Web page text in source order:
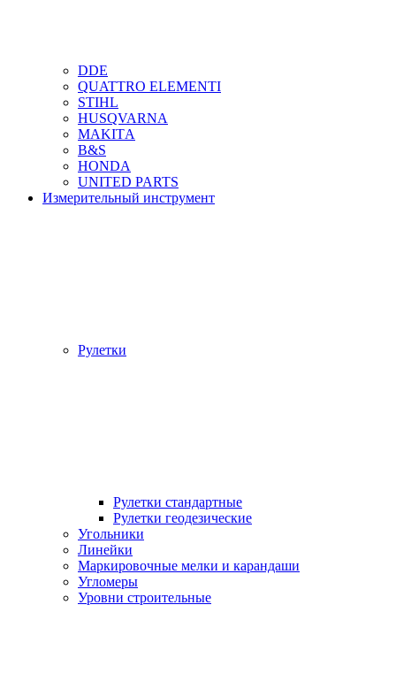
DDЕ
QUATTRO ELEMENTI
STIHL
HUSQVARNA
MAKITА
B&S
HONDA
UNITED PARTS
Измерительный инструмент
Рулетки
Рулетки стандартные
Рулетки геодезические
Угольники
Линейки
Маркировочные мелки и карандаши
Угломеры
Уровни строительные